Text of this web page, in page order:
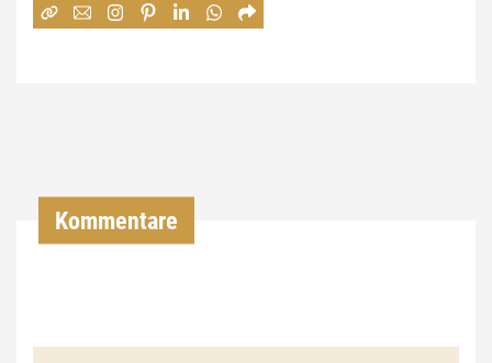
:
Kommentare